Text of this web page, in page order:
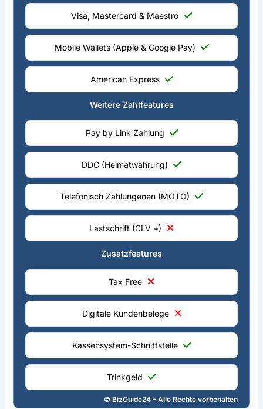
Visa, Mastercard & Maestro
Mobile Wallets (Apple & Google Pay)
American Express
Weitere Zahlfeatures
Pay by Link Zahlung
DDC (Heimatwährung)
Telefonisch Zahlungenen (MOTO)
Lastschrift (CLV +)
Zusatzfeatures
Tax Free
Digitale Kundenbelege
Kassensystem-Schnittstelle
Trinkgeld
© BizGuide24 – Alle Rechte vorbehalten